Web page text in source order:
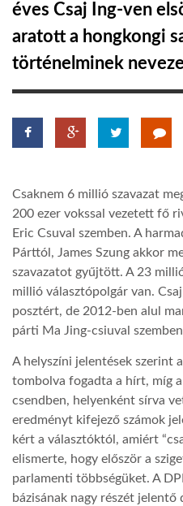
DOBRAVERO.HU
LATIMO.HU
GLOBOBOOK
éves Csaj Ing-ven
aratott a hongkongi
történelminek
Csaknem 6 millió szavazat
200 ezer vokssal vezetett fő
Eric Csuval szemben. A
Párttól, James Szung akkor
szavazatot gyűjtött. A 23
millió választópolgár van.
posztért, de 2012-ben alul
párti Ma Jing-csiuval
A helyszíni jelentések szerint
tombolva fogadta a hírt, míg
csendben, helyenként sírva
eredményt kifejező számok
kért a választóktól, amiért
elismerte, hogy először a
parlamenti többségüket. A
bázisának nagy részét